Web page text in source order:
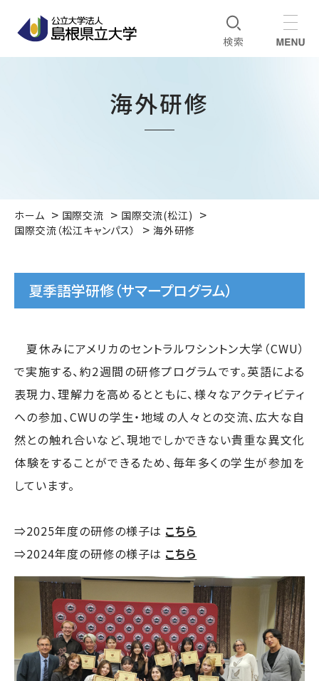
海外研修
ホーム 国際交流
国際交流(松江)
国際交流（松江キャンパス）
海外研修
夏季語学研修（サマープログラム）
夏休みにアメリカのセントラルワシントン大学（CWU）
で実施する、約2週間の研修プログラムです。英語による
表現力、理解力を高めるとともに、様々なアクティビティ
への参加、CWUの学生・地域の人々との交流、広大な自
然との触れ合いなど、現地でしかできない貴重な異文化
体験をすることができるため、毎年多くの学生が参加を
しています。
⇒2025年度の研修の様子は こちら
⇒2024年度の研修の様子は こちら